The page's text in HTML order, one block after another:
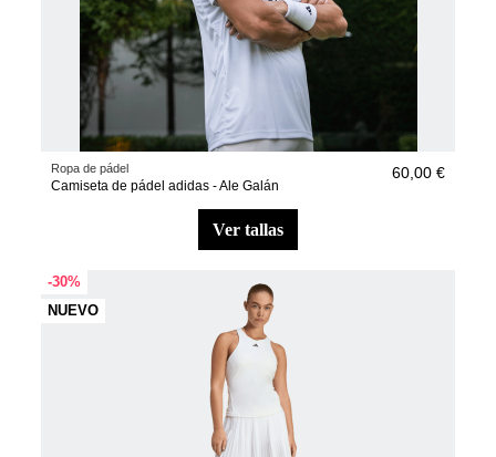
Ropa de pádel
Camiseta de pádel adidas - Ale Galán
60,00 €
ver tallas
-30%
NUEVO